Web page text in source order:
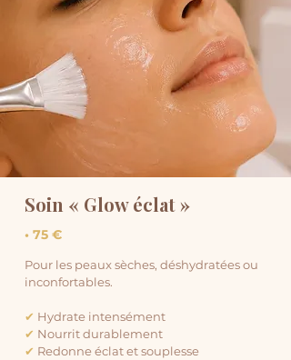
Soin « Glow éclat »
• 75 €
Pour les peaux sèches, déshydratées ou
inconfortables.​
✔ Hydrate intensément
✔ Nourrit durablement
✔ Redonne éclat et souplesse